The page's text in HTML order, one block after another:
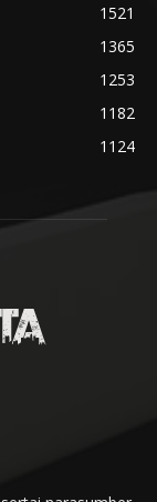
1521
1365
1253
1182
1124